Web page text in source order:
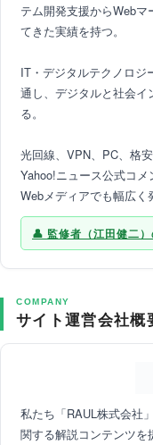
テム開発支援からWeb
てきた実績を持つ。
IT・デジタルテクノロジ
通し、デジタルと社会
る。
光回線、VPN、PC、格
Yahoo!ニュース公式コ
Webメディアでも幅広く
監修者（江田健二
COMPANY
サイト運営会社概
私たち「RAUL株式会社
関する解説コンテンツを